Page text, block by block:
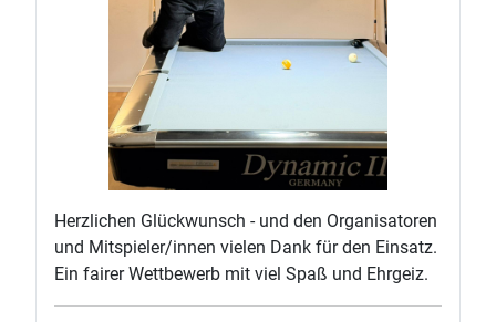
Herzlichen Glückwunsch - und den Organisatoren
und Mitspieler/innen vielen Dank für den Einsatz.
Ein fairer Wettbewerb mit viel Spaß und Ehrgeiz.